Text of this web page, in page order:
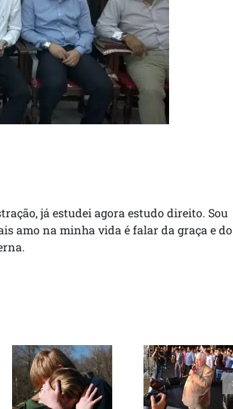
já estudei agora estudo direito. Sou
amo na minha vida é falar da graça e do
Curando
seus
sentimentos
Ato profético
contra
corrupção
reúne